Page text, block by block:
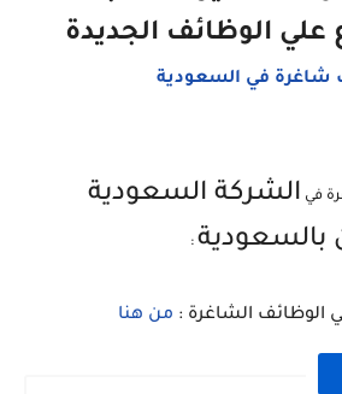
علي الوظائف الجديدة
شاغرة في السعودية
في الشركة السعودية
بالسعودية :
الوظائف الشاغرة : من هنا